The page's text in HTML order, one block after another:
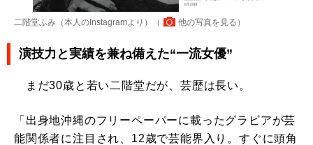
二階堂ふみ（本人のInstagramより）（ 他の写真を見る ）
演技力と実績を兼ね備えた“一流女優”
まだ30歳と若い二階堂だが、芸歴は長い。
「出身地沖縄のフリーペーパーに載ったグラビアが芸
能関係者に注目され、12歳で芸能界入り。すぐに頭角